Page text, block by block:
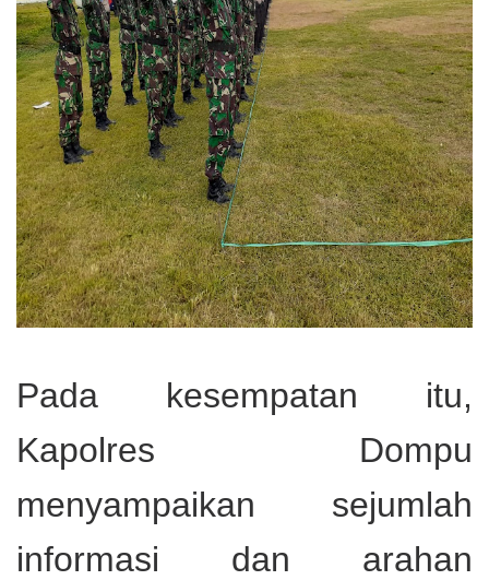
Pada kesempatan itu,
Kapolres Dompu
menyampaikan sejumlah
informasi dan arahan